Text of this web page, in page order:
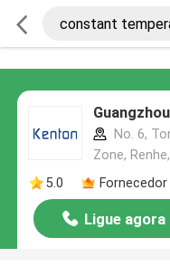
No. 6,
Zone,
5.0
Ligue agora